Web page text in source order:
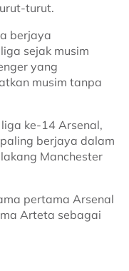
turut.
berjaya
sejak musim
yang
musim tanpa
ke-14 Arsenal,
berjaya dalam
Manchester
pertama Arsenal
Arteta sebagai